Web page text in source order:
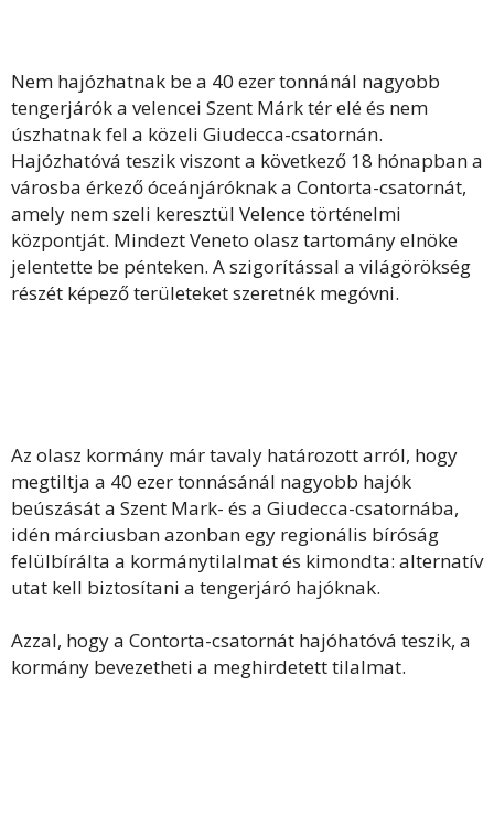
Nem hajózhatnak be a 40 ezer tonnánál nagyobb
tengerjárók a velencei Szent Márk tér elé és nem
úszhatnak fel a közeli Giudecca-csatornán.
Hajózhatóvá teszik viszont a következő 18 hónapban a
városba érkező óceánjáróknak a Contorta-csatornát,
amely nem szeli keresztül Velence történelmi
központját. Mindezt Veneto olasz tartomány elnöke
jelentette be pénteken. A szigorítással a világörökség
részét képező területeket szeretnék megóvni.
Az olasz kormány már tavaly határozott arról, hogy
megtiltja a 40 ezer tonnásánál nagyobb hajók
beúszását a Szent Mark- és a Giudecca-csatornába,
idén márciusban azonban egy regionális bíróság
felülbírálta a kormánytilalmat és kimondta: alternatív
utat kell biztosítani a tengerjáró hajóknak.
Azzal, hogy a Contorta-csatornát hajóhatóvá teszik, a
kormány bevezetheti a meghirdetett tilalmat.